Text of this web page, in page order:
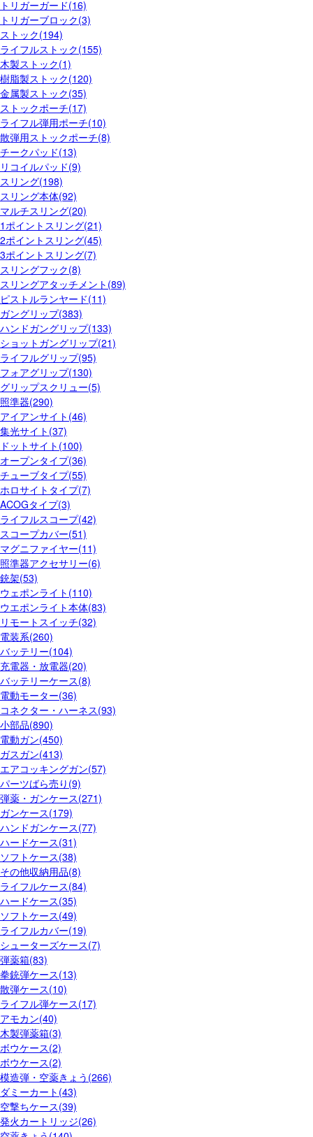
トリガーガード(16)
トリガーブロック(3)
ストック(194)
ライフルストック(155)
木製ストック(1)
樹脂製ストック(120)
金属製ストック(35)
ストックポーチ(17)
ライフル弾用ポーチ(10)
散弾用ストックポーチ(8)
チークパッド(13)
リコイルパッド(9)
スリング(198)
スリング本体(92)
マルチスリング(20)
1ポイントスリング(21)
2ポイントスリング(45)
3ポイントスリング(7)
スリングフック(8)
スリングアタッチメント(89)
ピストルランヤード(11)
ガングリップ(383)
ハンドガングリップ(133)
ショットガングリップ(21)
ライフルグリップ(95)
フォアグリップ(130)
グリップスクリュー(5)
照準器(290)
アイアンサイト(46)
集光サイト(37)
ドットサイト(100)
オープンタイプ(36)
チューブタイプ(55)
ホロサイトタイプ(7)
ACOGタイプ(3)
ライフルスコープ(42)
スコープカバー(51)
マグニファイヤー(11)
照準器アクセサリー(6)
銃架(53)
ウェポンライト(110)
ウエポンライト本体(83)
リモートスイッチ(32)
電装系(260)
バッテリー(104)
充電器・放電器(20)
バッテリーケース(8)
電動モーター(36)
コネクター・ハーネス(93)
小部品(890)
電動ガン(450)
ガスガン(413)
エアコッキングガン(57)
パーツばら売り(9)
弾薬・ガンケース(271)
ガンケース(179)
ハンドガンケース(77)
ハードケース(31)
ソフトケース(38)
その他収納用品(8)
ライフルケース(84)
ハードケース(35)
ソフトケース(49)
ライフルカバー(19)
シューターズケース(7)
弾薬箱(83)
拳銃弾ケース(13)
散弾ケース(10)
ライフル弾ケース(17)
アモカン(40)
木製弾薬箱(3)
ボウケース(2)
ボウケース(2)
模造弾・空薬きょう(266)
ダミーカート(43)
空撃ちケース(39)
発火カートリッジ(26)